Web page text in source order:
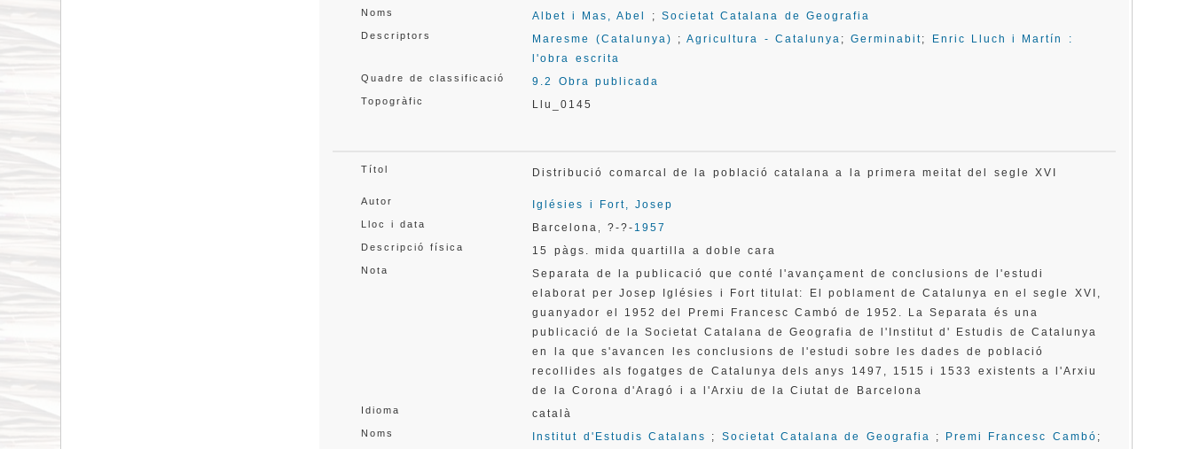
Noms Albet i Mas, Abel ; Societat Catalana de Geografia
Descriptors Maresme (Catalunya) ;Agricultura - Catalunya ;Germinabit;
Enric Lluch i Martín :
l'obra escrita
Quadre de classificació 9.2 Obra publicada
Topogràfic Llu_0145
Títol Distribució comarcal de la població catalana a la primera meitat del segle XVI
Autor Iglésies i Fort, Josep
Lloc i data Barcelona ,?-?- 1957
Descripció física 15 pàgs. mida quartilla a doble cara
Nota
Separata de la publicació que conté l'avançament de conclusions de l'estudi
elaborat per Josep Iglésies i Fort titulat: El poblament de Catalunya en el segle XVI,
guanyador el 1952 del Premi Francesc Cambó de 1952. La Separata és una
publicació de la Societat Catalana de Geografia de l'Institut d' Estudis de Catalunya
en la que s'avancen les conclusions de l'estudi sobre les dades de població
recollides als fogatges de Catalunya dels anys 1497, 1515 i 1533 existents a l'Arxiu
de la Corona d'Aragó i a l'Arxiu de la Ciutat de Barcelona
Idioma català
Noms Institut d'Estudis Catalans ; Societat Catalana de Geografia ; Premi Francesc Cambó ;